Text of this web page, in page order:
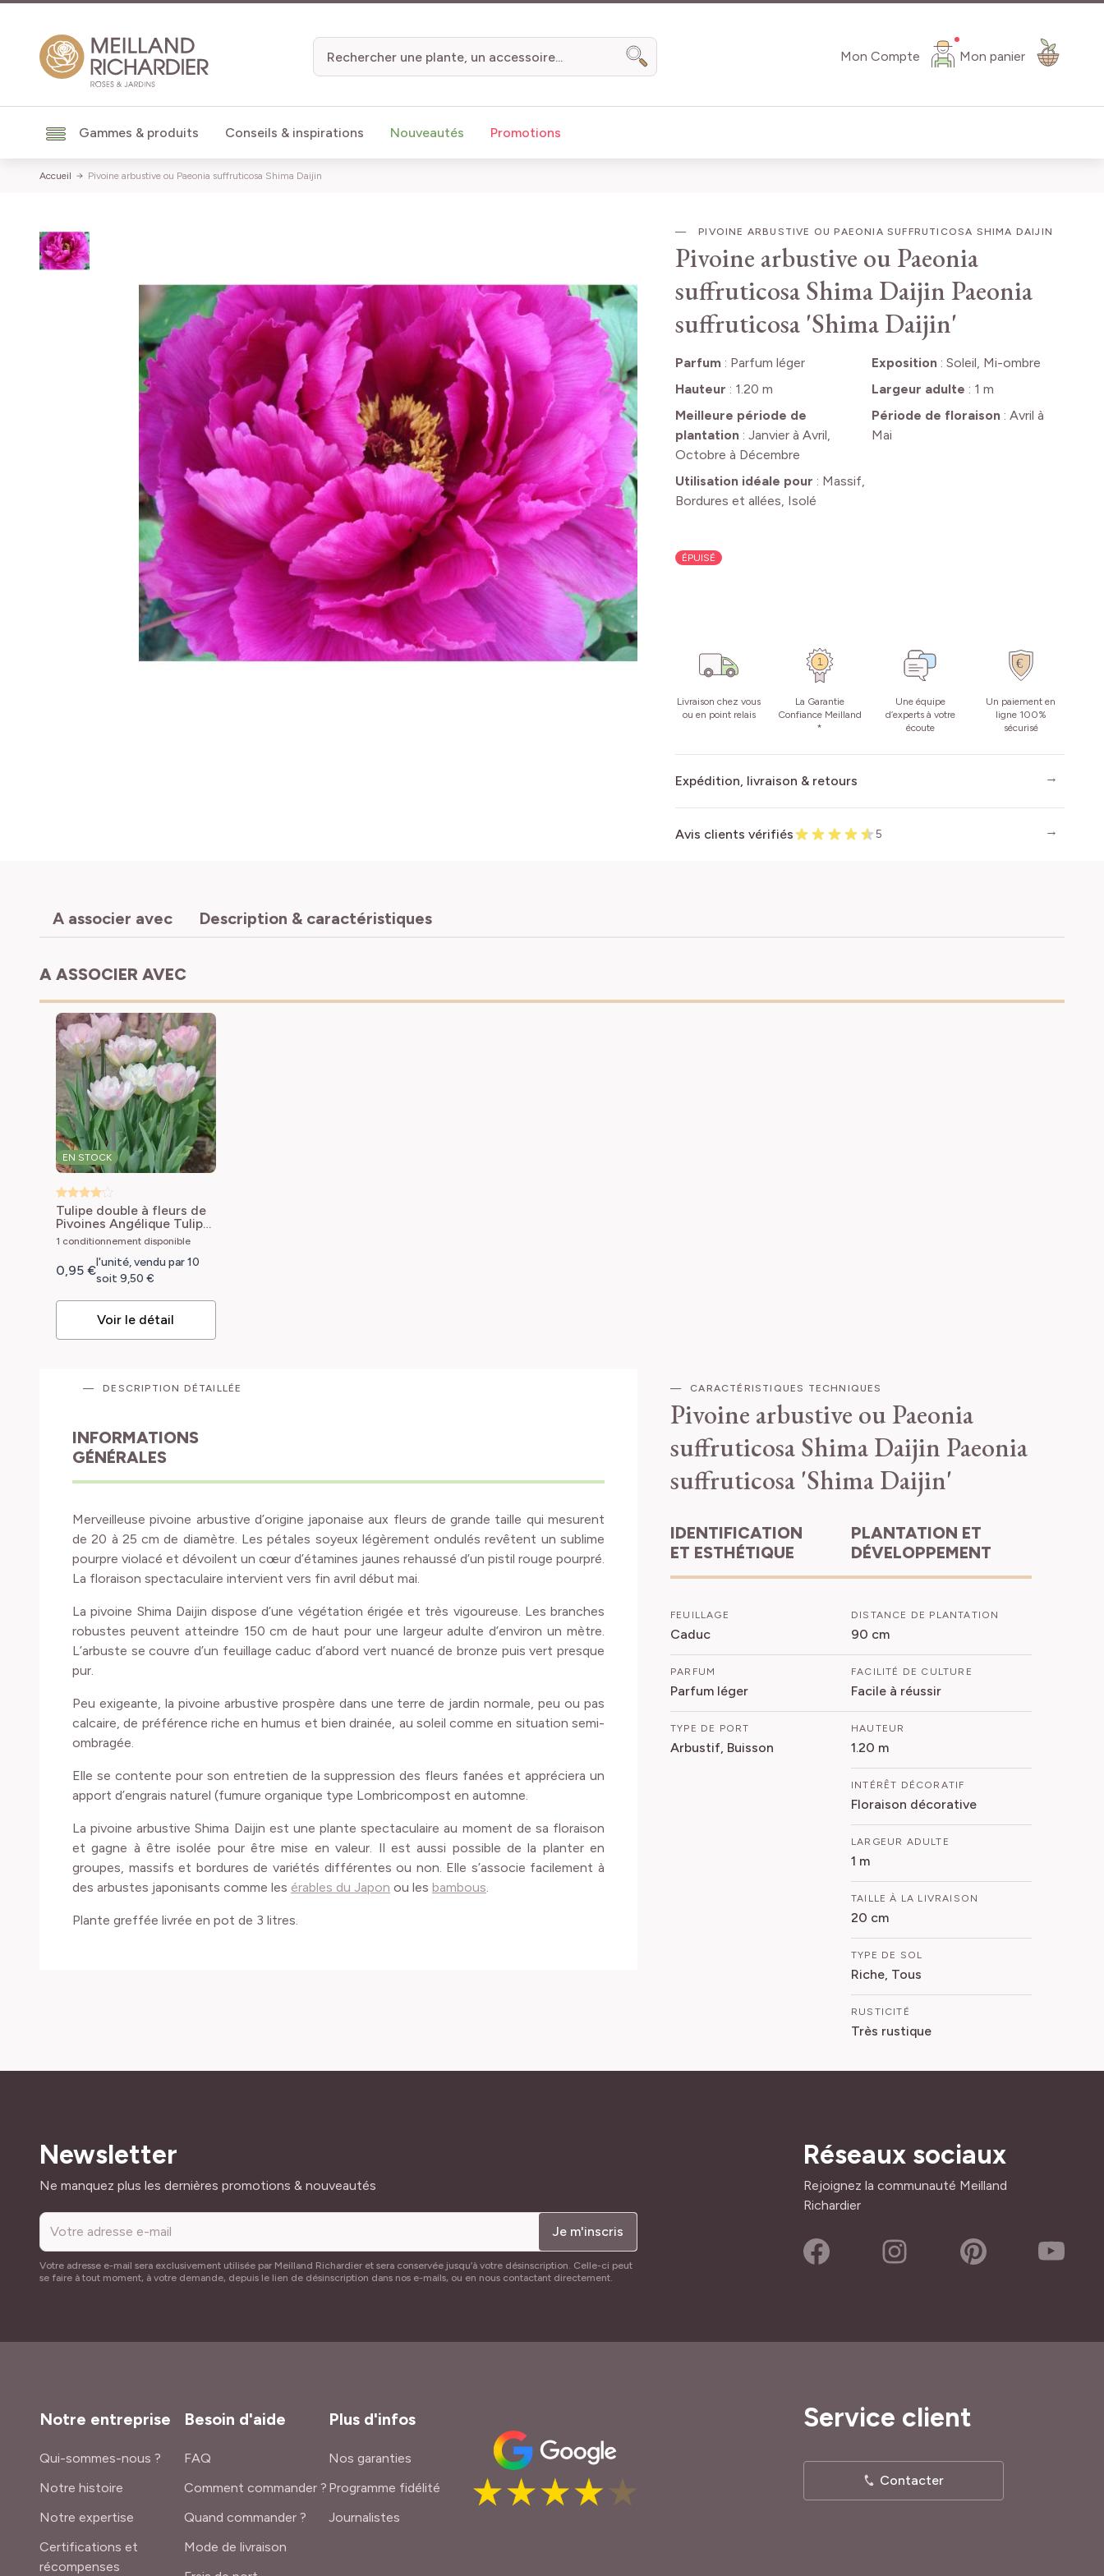
Mon Compte Mon panier
Gammes & produits Conseils & inspirations Nouveautés Promotions
Chercher
Accueil Pivoine arbustive ou Paeonia suffruticosa Shima Daijin
PIVOINE ARBUSTIVE OU PAEONIA SUFFRUTICOSA SHIMA DAIJIN
Pivoine arbustive ou Paeonia
suffruticosa Shima Daijin Paeonia
suffruticosa 'Shima Daijin'
Parfum: Parfum léger Exposition: Soleil, Mi-ombre
Hauteur : 1.20 m Largeur adulte : 1 m
Meilleure période de
plantation: Janvier à Avril,
Octobre à Décembre
Période de floraison: Avril à
Mai
Utilisation idéale pour : Massif,
Bordures et allées, Isolé
ÉPUISÉ
Livraison chez vous
ou en point relais
La Garantie
Confiance Meilland
*
Une équipe
d’experts à votre
écoute
Un paiement en
ligne 100%
sécurisé
Expédition, livraison & retours
Avis clients vérifiés 5
A associer avec Description & caractéristiques
A ASSOCIER AVEC
EN STOCK
Tulipe double à fleurs de
Pivoines Angélique Tulipa
Angelique
1 conditionnement disponible
0,95 €
l'unité, vendu par 10
soit 9,50 €
Voir le détail
DESCRIPTION DÉTAILLÉE
INFORMATIONS
GÉNÉRALES
Merveilleuse pivoine arbustive d’origine japonaise aux fleurs de grande taille qui mesurent
de 20 à 25 cm de diamètre. Les pétales soyeux légèrement ondulés revêtent un sublime
pourpre violacé et dévoilent un cœur d’étamines jaunes rehaussé d’un pistil rouge pourpré.
La floraison spectaculaire intervient vers fin avril début mai.
La pivoine Shima Daijin dispose d’une végétation érigée et très vigoureuse. Les branches
robustes peuvent atteindre 150 cm de haut pour une largeur adulte d’environ un mètre.
L’arbuste se couvre d’un feuillage caduc d’abord vert nuancé de bronze puis vert presque
pur.
Peu exigeante, la pivoine arbustive prospère dans une terre de jardin normale, peu ou pas
calcaire, de préférence riche en humus et bien drainée, au soleil comme en situation semi-
ombragée.
Elle se contente pour son entretien de la suppression des fleurs fanées et appréciera un
apport d’engrais naturel (fumure organique type Lombricompost en automne.
La pivoine arbustive Shima Daijin est une plante spectaculaire au moment de sa floraison
et gagne à être isolée pour être mise en valeur. Il est aussi possible de la planter en
groupes, massifs et bordures de variétés différentes ou non. Elle s’associe facilement à
des arbustes japonisants comme les érables du Japon ou les bambous
Plante greffée livrée en pot de 3 litres.
CARACTÉRISTIQUES TECHNIQUES
Pivoine arbustive ou Paeonia
suffruticosa Shima Daijin Paeonia
suffruticosa 'Shima Daijin'
IDENTIFICATION
ET ESTHÉTIQUE
FEUILLAGE
Caduc
PARFUM
Parfum léger
TYPE DE PORT
Arbustif, Buisson
PLANTATION ET
DÉVELOPPEMENT
DISTANCE DE PLANTATION
90 cm
FACILITÉ DE CULTURE
Facile à réussir
HAUTEUR
1.20 m
INTÉRÊT DÉCORATIF
Floraison décorative
LARGEUR ADULTE
1 m
TAILLE À LA LIVRAISON
20 cm
TYPE DE SOL
Riche, Tous
RUSTICITÉ
Très rustique
Newsletter
Adresse mail
Ne manquez plus les dernières promotions & nouveautés
Je m'inscris
Votre adresse e-mail sera exclusivement utilisée par Meilland Richardier et sera conservée jusqu’à votre désinscription. Celle-ci peut
se faire à tout moment, à votre demande, depuis le lien de désinscription dans nos e-mails, ou en nous contactant directement.
Réseaux sociaux
Rejoignez la communauté Meilland
Richardier
Notre entreprise
Qui-sommes-nous ?
Notre histoire
Notre expertise
Certifications et
récompenses
Besoin d'aide
FAQ
Comment commander ?
Quand commander ?
Mode de livraison
Plus d'infos
Nos garanties
Programme fidélité
Journalistes
Service client
Contacter